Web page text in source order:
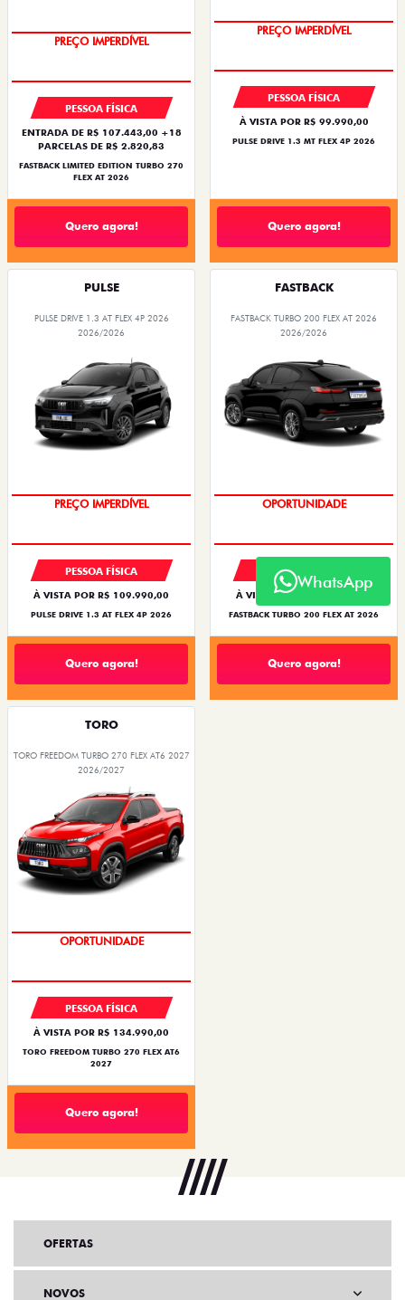
PREÇO IMPERDÍVEL
PESSOA FÍSICA
ENTRADA DE R$ 107.443,00 +18
PARCELAS DE R$ 2.820,83
FASTBACK LIMITED EDITION TURBO 270
FLEX AT 2026
Quero agora!
PREÇO IMPERDÍVEL
PESSOA FÍSICA
À VISTA POR R$ 99.990,00
PULSE DRIVE 1.3 MT FLEX 4P 2026
Quero agora!
PULSE
PULSE DRIVE 1.3 AT FLEX 4P 2026
2026/2026
PREÇO IMPERDÍVEL
PESSOA FÍSICA
À VISTA POR R$ 109.990,00
PULSE DRIVE 1.3 AT FLEX 4P 2026
Quero agora!
FASTBACK
FASTBACK TURBO 200 FLEX AT 2026
2026/2026
OPORTUNIDADE
PESSOA FÍSICA
À VISTA POR R$ 119.990,00
FASTBACK TURBO 200 FLEX AT 2026
Quero agora!
TORO
TORO FREEDOM TURBO 270 FLEX AT6 2027
2026/2027
OPORTUNIDADE
PESSOA FÍSICA
À VISTA POR R$ 134.990,00
TORO FREEDOM TURBO 270 FLEX AT6
2027
Quero agora!
WhatsApp
OFERTAS
NOVOS